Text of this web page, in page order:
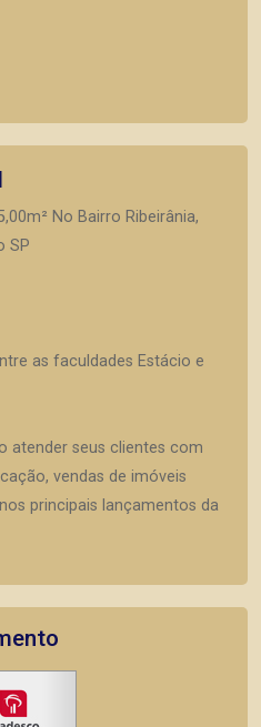
No Bairro Ribeirânia,
SP
as faculdades Estácio e
atender seus clientes com
vendas de imóveis
principais lançamentos da